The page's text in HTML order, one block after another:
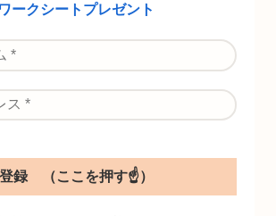
ワークシートプレゼント